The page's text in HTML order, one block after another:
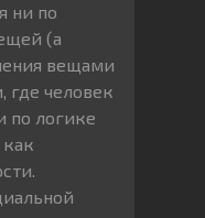
ни по
(а
вещами
человек
по логике
как